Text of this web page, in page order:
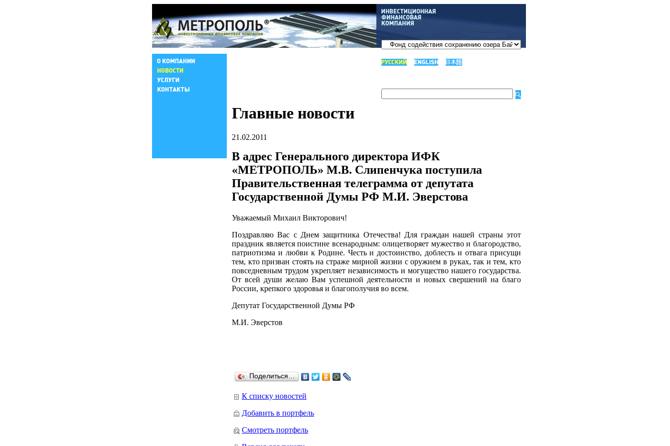
Главные новости
21.02.2011
В адрес Генерального директора ИФК
«МЕТРОПОЛЬ» М.В. Слипенчука поступила
Правительственная телеграмма от депутата
Государственной Думы РФ М.И. Эверстова
Уважаемый Михаил Викторович!
Поздравляю Вас с Днем защитника Отечества! Для граждан нашей страны этот
праздник является поистине всенародным: олицетворяет мужество и благородство,
патриотизма и любви к Родине. Честь и достоинство, доблесть и отвага присущи
тем, кто призван стоять на страже мирной жизни с оружием в руках, так и тем, кто
повседневным трудом укрепляет независимость и могущество нашего государства.
От всей души желаю Вам успешной деятельности и новых свершений на благо
России, крепкого здоровья и благополучия во всем.
Депутат Государственной Думы РФ
М.И. Эверстов
Поделиться…
К списку новостей
Добавить в портфель
Смотреть портфель